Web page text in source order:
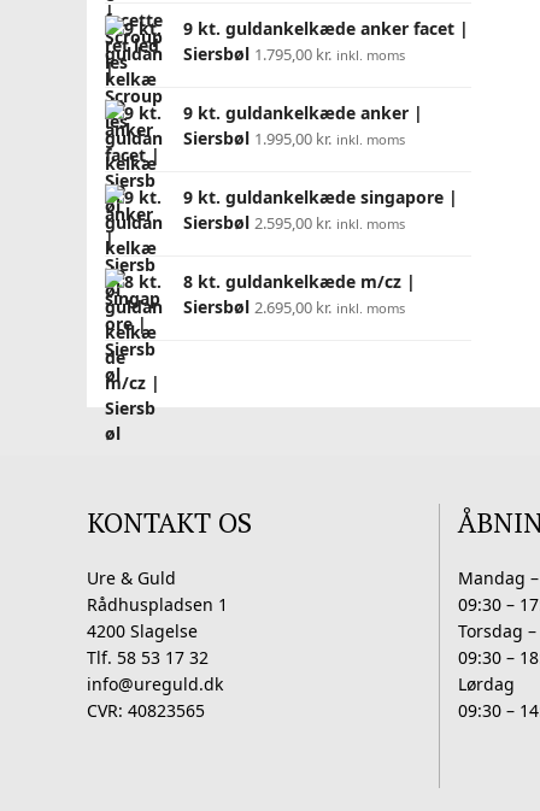
9 kt. guldankelkæde anker facet |
Siersbøl 1.795,00 kr. inkl. moms
9 kt. guldankelkæde anker |
Siersbøl 1.995,00 kr. inkl. moms
9 kt. guldankelkæde singapore |
Siersbøl 2.595,00 kr. inkl. moms
8 kt. guldankelkæde m/cz |
Siersbøl 2.695,00 kr. inkl. moms
KONTAKT OS
Ure & Guld
Rådhuspladsen 1
4200 Slagelse
Tlf. 58 53 17 32
info@ureguld.dk
CVR: 40823565
Mandag
09:30 –
Torsdag
09:30 –
Lørdag
09:30 –